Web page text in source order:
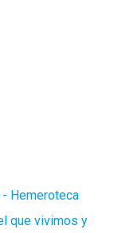
Hemeroteca
que vivimos y